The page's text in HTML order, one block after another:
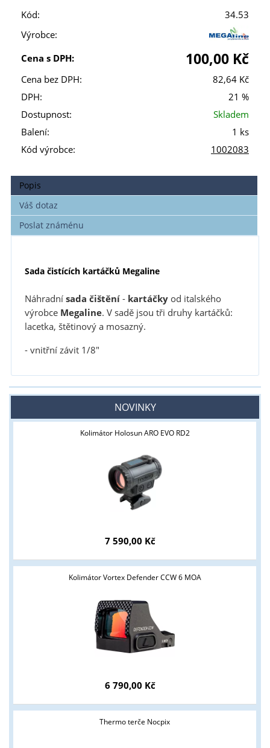
Kód:
34.53
Výrobce:
Cena s DPH:
100,00 Kč
Cena bez DPH:
82,64 Kč
DPH:
21 %
Dostupnost:
Skladem
Balení:
1 ks
Kód výrobce:
1002083
Popis
Váš dotaz
Poslat známénu
Sada čistících kartáčků Megaline
Náhradnísada čištění- kartáčkyod italského
výrobce Megaline. V sadě jsou tři druhy kartáčků:
lacetka, štětinový a mosazný.
- vnitřní závit 1/8"
NOVINKY
Kolimátor Holosun ARO EVO RD2
7 590,00 Kč
Kolimátor Vortex Defender CCW 6 MOA
6 790,00 Kč
Thermo terče Nocpix